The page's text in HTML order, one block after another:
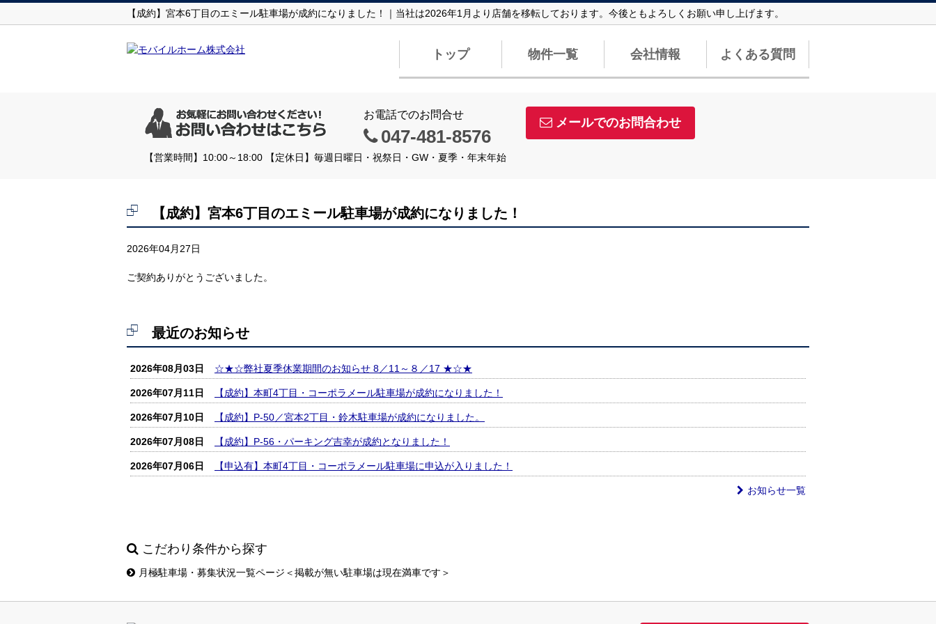
【成約】宮本6丁目のエミール駐車場が成約になりました！｜当社は2026年1月より店舗を移転しております。今後ともよろしくお願い申し上げます。
トップ 物件一覧 会社情報 よくある質問
お電話でのお問合せ
047-481-8576
メールでのお問合わせ
【営業時間】10:00～18:00 【定休日】毎週日曜日・祝祭日・GW・夏季・年末年始
【成約】宮本6丁目のエミール駐車場が成約になりました！
2026年04月27日
ご契約ありがとうございました。
最近のお知らせ
2026年08月03日 ☆★☆弊社夏季休業期間のお知らせ 8／11～８／17 ★☆★
2026年07月11日 【成約】本町4丁目・コーポラメール駐車場が成約になりました！
2026年07月10日 【成約】P‐50／宮本2丁目・鈴木駐車場が成約になりました。
2026年07月08日 【成約】P-56・パーキング吉幸が成約となりました！
2026年07月06日 【申込有】本町4丁目・コーポラメール駐車場に申込が入りました！
お知らせ一覧
こだわり条件から探す
月極駐車場・募集状況一覧ページ＜掲載が無い駐車場は現在満車です＞